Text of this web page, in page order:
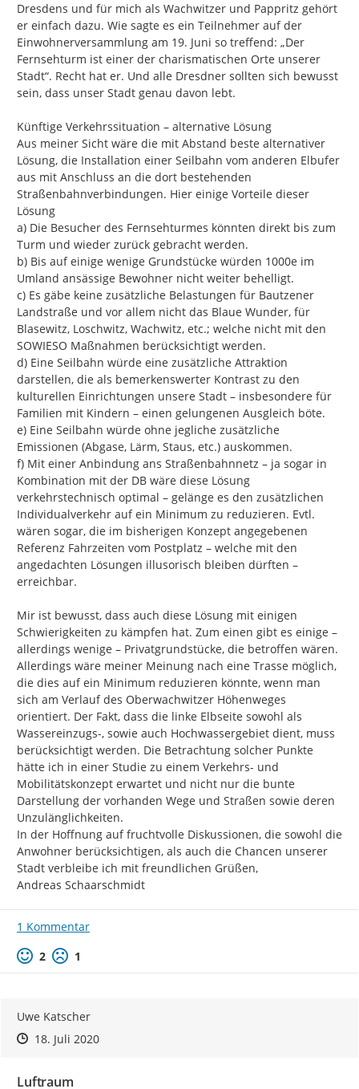
Dresdens und für mich als Wachwitzer und Pappritz gehört
er einfach dazu. Wie sagte es ein Teilnehmer auf der
Einwohnerversammlung am 19. Juni so treffend: „Der
Fernsehturm ist einer der charismatischen Orte unserer
Stadt“. Recht hat er. Und alle Dresdner sollten sich bewusst
sein, dass unser Stadt genau davon lebt.
Künftige Verkehrssituation – alternative Lösung
Aus meiner Sicht wäre die mit Abstand beste alternativer
Lösung, die Installation einer Seilbahn vom anderen Elbufer
aus mit Anschluss an die dort bestehenden
Straßenbahnverbindungen. Hier einige Vorteile dieser
Lösung
a) Die Besucher des Fernsehturmes könnten direkt bis zum
Turm und wieder zurück gebracht werden.
b) Bis auf einige wenige Grundstücke würden 1000e im
Umland ansässige Bewohner nicht weiter behelligt.
c) Es gäbe keine zusätzliche Belastungen für Bautzener
Landstraße und vor allem nicht das Blaue Wunder, für
Blasewitz, Loschwitz, Wachwitz, etc.; welche nicht mit den
SOWIESO Maßnahmen berücksichtigt werden.
d) Eine Seilbahn würde eine zusätzliche Attraktion
darstellen, die als bemerkenswerter Kontrast zu den
kulturellen Einrichtungen unsere Stadt – insbesondere für
Familien mit Kindern – einen gelungenen Ausgleich böte.
e) Eine Seilbahn würde ohne jegliche zusätzliche
Emissionen (Abgase, Lärm, Staus, etc.) auskommen.
f) Mit einer Anbindung ans Straßenbahnnetz – ja sogar in
Kombination mit der DB wäre diese Lösung
verkehrstechnisch optimal – gelänge es den zusätzlichen
Individualverkehr auf ein Minimum zu reduzieren. Evtl.
wären sogar, die im bisherigen Konzept angegebenen
Referenz Fahrzeiten vom Postplatz – welche mit den
angedachten Lösungen illusorisch bleiben dürften –
erreichbar.
Mir ist bewusst, dass auch diese Lösung mit einigen
Schwierigkeiten zu kämpfen hat. Zum einen gibt es einige –
allerdings wenige – Privatgrundstücke, die betroffen wären.
Allerdings wäre meiner Meinung nach eine Trasse möglich,
die dies auf ein Minimum reduzieren könnte, wenn man
sich am Verlauf des Oberwachwitzer Höhenweges
orientiert. Der Fakt, dass die linke Elbseite sowohl als
Wassereinzugs-, sowie auch Hochwassergebiet dient, muss
berücksichtigt werden. Die Betrachtung solcher Punkte
hätte ich in einer Studie zu einem Verkehrs- und
Mobilitätskonzept erwartet und nicht nur die bunte
Darstellung der vorhanden Wege und Straßen sowie deren
Unzulänglichkeiten.
In der Hoffnung auf fruchtvolle Diskussionen, die sowohl die
Anwohner berücksichtigen, als auch die Chancen unserer
Stadt verbleibe ich mit freundlichen Grüßen,
Andreas Schaarschmidt
1 Kommentar
Positive Bewertung
2 Negative Bewertung
1
Uwe Katscher
Zeitpunkt des Erstellens
Zeitpunkt des Erstellens
18. Juli 2020Zur Äußerung
Luftraum